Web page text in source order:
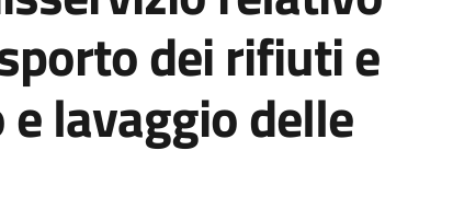
dei rifiuti e
lavaggio delle